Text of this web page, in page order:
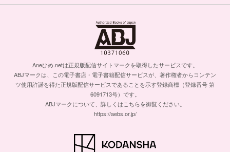
Aneひめ.netは正規版配信サイトマークを取得したサービスです。
ABJマークは、この電子書店・電子書籍配信サービスが、著作権者からコンテン
ツ使用許諾を得た正規版配信サービスであることを示す登録商標（登録番号 第
6091713号）です。
ABJマークについて、詳しくはこちらを御覧ください。
https://aebs.or.jp/